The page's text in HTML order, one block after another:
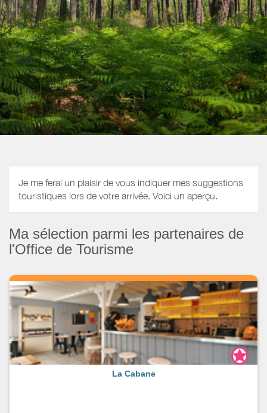
Je me ferai un plaisir de vous indiquer mes suggestions
touristiques lors de votre arrivée. Voici un aperçu.
Ma sélection parmi les partenaires de
l'Office de Tourisme
La Cabane